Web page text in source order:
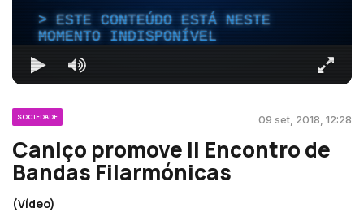
ESTE CONTEÚDO ESTÁ NESTE
MOMENTO INDISPONÍVEL
SOCIEDADE 09 set, 2018, 12:28
Caniço promove II Encontro de
Bandas Filarmónicas
(Vídeo)